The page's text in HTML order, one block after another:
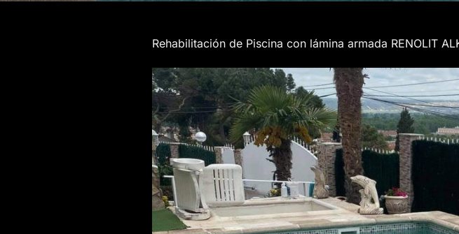
Rehabilitación de Piscina con lámina armada RENOLIT